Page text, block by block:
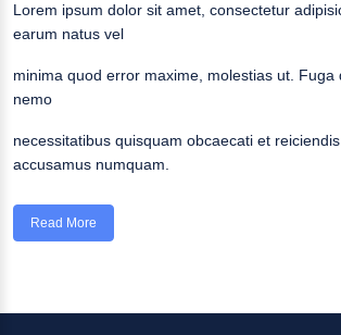
Lorem ipsum dolor sit amet, consectetur
earum natus vel
minima quod error maxime, molestias ut. Fuga
nemo
necessitatibus quisquam obcaecati et
accusamus numquam.
Read More